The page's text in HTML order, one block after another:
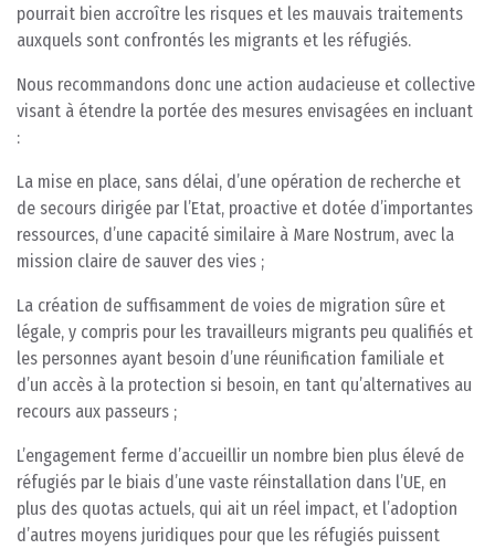
pourrait bien accroître les risques et les mauvais traitements
auxquels sont confrontés les migrants et les réfugiés.
Nous recommandons donc une action audacieuse et collective
visant à étendre la portée des mesures envisagées en incluant
:
La mise en place, sans délai, d’une opération de recherche et
de secours dirigée par l’Etat, proactive et dotée d’importantes
ressources, d’une capacité similaire à Mare Nostrum, avec la
mission claire de sauver des vies ;
La création de suffisamment de voies de migration sûre et
légale, y compris pour les travailleurs migrants peu qualifiés et
les personnes ayant besoin d’une réunification familiale et
d’un accès à la protection si besoin, en tant qu’alternatives au
recours aux passeurs ;
L’engagement ferme d’accueillir un nombre bien plus élevé de
réfugiés par le biais d’une vaste réinstallation dans l’UE, en
plus des quotas actuels, qui ait un réel impact, et l’adoption
d’autres moyens juridiques pour que les réfugiés puissent